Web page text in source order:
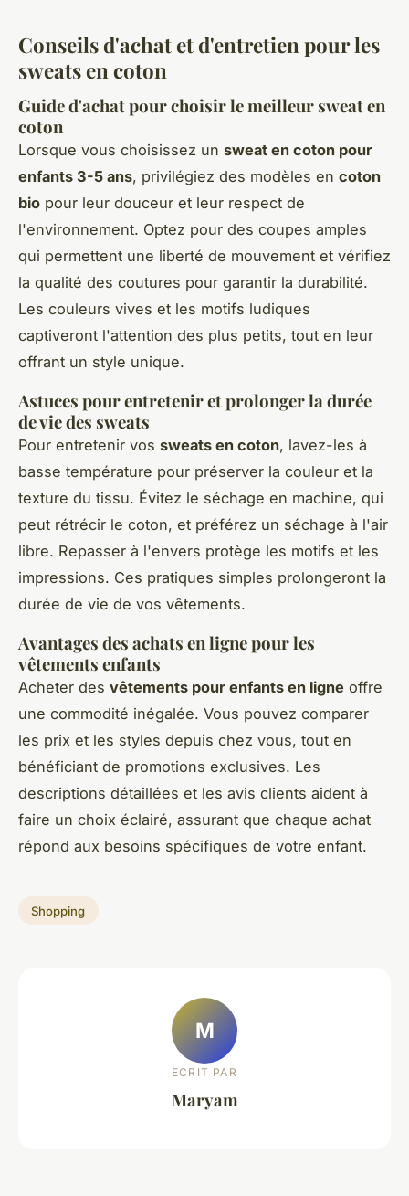
Conseils d'achat et d'entretien pour les
sweats en coton
Guide d'achat pour choisir le meilleur sweat en
coton
Lorsque vous choisissez un sweat en coton pour
enfants 3-5 ans, privilégiez des modèles en coton
bio pour leur douceur et leur respect de
l'environnement. Optez pour des coupes amples
qui permettent une liberté de mouvement et vérifiez
la qualité des coutures pour garantir la durabilité.
Les couleurs vives et les motifs ludiques
captiveront l'attention des plus petits, tout en leur
offrant un style unique.
Astuces pour entretenir et prolonger la durée
de vie des sweats
Pour entretenir vos sweats en coton, lavez-les à
basse température pour préserver la couleur et la
texture du tissu. Évitez le séchage en machine, qui
peut rétrécir le coton, et préférez un séchage à l'air
libre. Repasser à l'envers protège les motifs et les
impressions. Ces pratiques simples prolongeront la
durée de vie de vos vêtements.
Avantages des achats en ligne pour les
vêtements enfants
Acheter des vêtements pour enfants en ligne offre
une commodité inégalée. Vous pouvez comparer
les prix et les styles depuis chez vous, tout en
bénéficiant de promotions exclusives. Les
descriptions détaillées et les avis clients aident à
faire un choix éclairé, assurant que chaque achat
répond aux besoins spécifiques de votre enfant.
Shopping
M
ECRIT PAR
Maryam